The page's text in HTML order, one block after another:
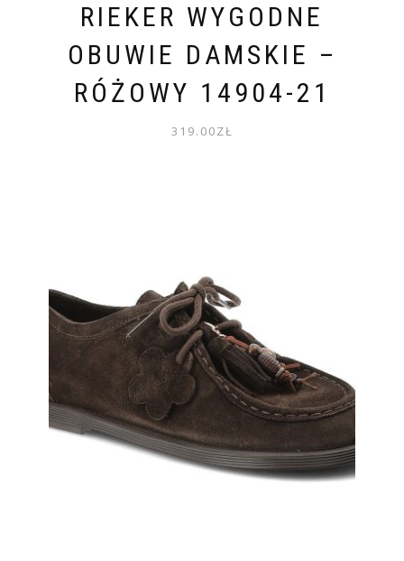
RIEKER WYGODNE
OBUWIE DAMSKIE –
RÓŻOWY 14904-21
319.00ZŁ